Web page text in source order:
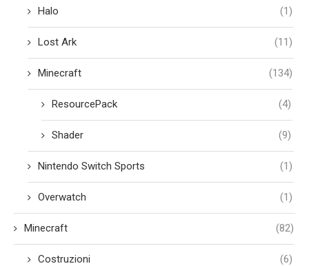
Halo (1)
Lost Ark (11)
Minecraft (134)
ResourcePack (4)
Shader (9)
Nintendo Switch Sports (1)
Overwatch (1)
Minecraft (82)
Costruzioni (6)